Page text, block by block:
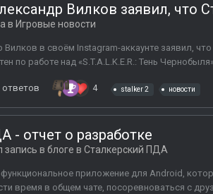
Вилков заявил, что
в Игровые новости
в своём Instagram-аккаунте заявил, что
по работе над «S.T.A.L.K.E.R.: Тень
ответов 4 stalker 2 новости
- отчет о разработке
запись в блоге в Сталкерский ПДА
приложение для Android,
время в общем чате, посоревноваться с